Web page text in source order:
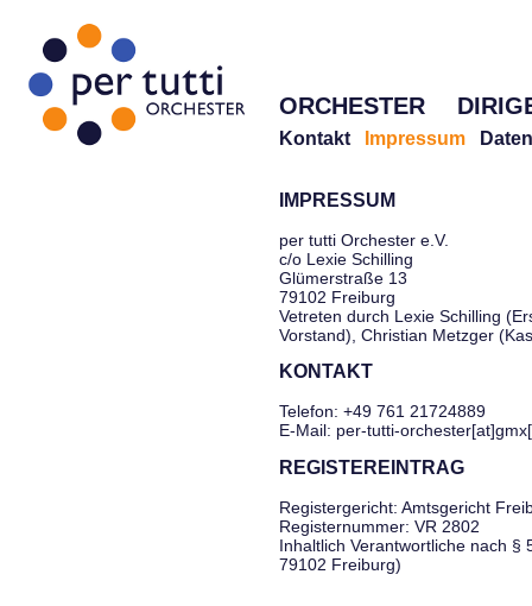
ORCHESTER
Kontakt Impressum
IMPRESSUM
per tutti Orchester e.V.
c/o Lexie Schilling
Glümerstraße 13
79102 Freiburg
Vetreten durch Lexie Schilling
Vorstand), Christian Metzger
KONTAKT
Telefon: +49 761 21724889
E-Mail: per-tutti-
REGISTEREINTRAG
Registergericht: Amtsgericht
Registernummer: VR 2802
Inhaltlich Verantwortliche nach §
79102 Freiburg)